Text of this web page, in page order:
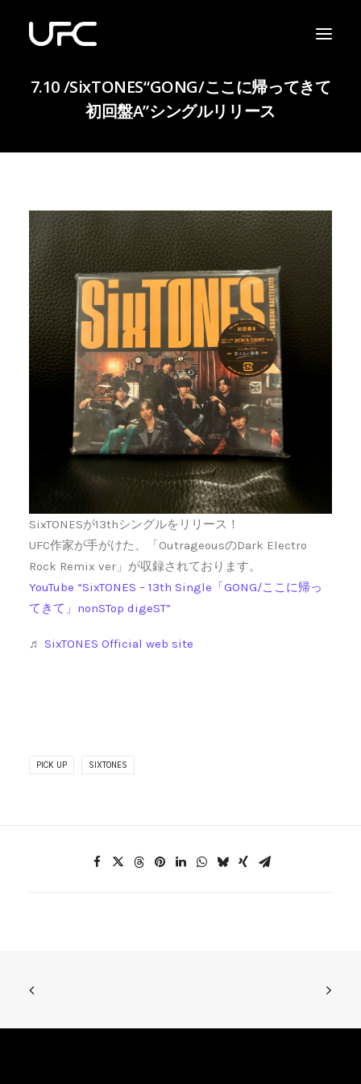
7.10 /SixTONES“GONG/ここに帰ってきて
初回盤A”シングルリリース
SixTONESが13thシングルをリリース！
UFC作家が手がけた、「OutrageousのDark Electro
Rock Remix ver」が収録されております。
YouTube “SixTONES – 13th Single「GONG/ここに帰っ
てきて」nonSTop digeST”
♬ SixTONES Official web site
PICK UP SIXTONES